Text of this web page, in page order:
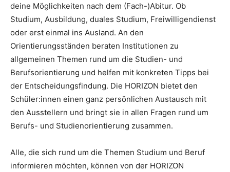
deine Möglichkeiten nach dem (Fach-)Abitur. Ob
Studium, Ausbildung, duales Studium, Freiwilligendienst
oder erst einmal ins Ausland. An den
Orientierungsständen beraten Institutionen zu
allgemeinen Themen rund um die Studien- und
Berufsorientierung und helfen mit konkreten Tipps bei
der Entscheidungsfindung. Die HORIZON bietet den
Schüler:innen einen ganz persönlichen Austausch mit
den Ausstellern und bringt sie in allen Fragen rund um
Berufs- und Studienorientierung zusammen.
Alle, die sich rund um die Themen Studium und Beruf
informieren möchten, können von der HORIZON